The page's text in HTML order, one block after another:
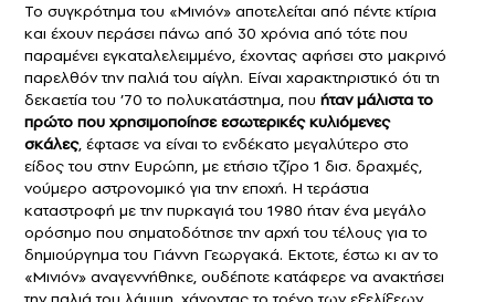
Το συγκρότημα του «Μινιόν» αποτελείται από πέντε κτίρια
και έχουν περάσει πάνω από 30 χρόνια από τότε που
παραμένει εγκαταλελειμμένο, έχοντας αφήσει στο μακρινό
παρελθόν την παλιά του αίγλη. Είναι χαρακτηριστικό ότι τη
δεκαετία του ’70 το πολυκατάστημα, που ήταν μάλιστα το
πρώτο που χρησιμοποίησε εσωτερικές κυλιόμενες
σκάλες, έφτασε να είναι το ενδέκατο μεγαλύτερο στο
είδος του στην Ευρώπη, με ετήσιο τζίρο 1 δισ. δραχμές,
νούμερο αστρονομικό για την εποχή. Η τεράστια
καταστροφή με την πυρκαγιά του 1980 ήταν ένα μεγάλο
ορόσημο που σηματοδότησε την αρχή του τέλους για το
δημιούργημα του Γιάννη Γεωργακά. Εκτοτε, έστω κι αν το
«Μινιόν» αναγεννήθηκε, ουδέποτε κατάφερε να ανακτήσει